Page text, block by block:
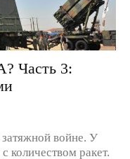
Часть 3:
войне. У
количеством ракет.